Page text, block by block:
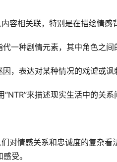
容相关联，特别是在描绘情感
一种剧情元素，其中角色之间
，表达对某种情况的戏谑或讽
来描述现实生活中的关系
对情感关系和忠诚度的复杂
受。